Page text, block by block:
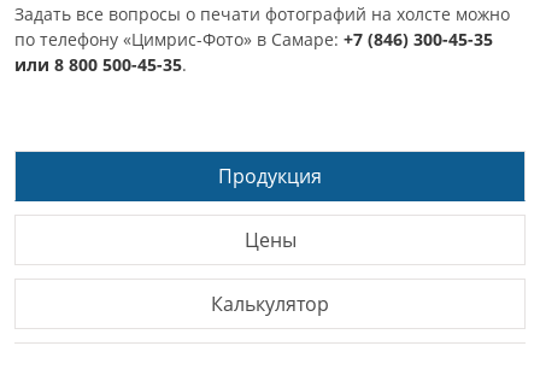
Задать все вопросы о печати фотографий на холсте можно
по телефону «Цимрис-Фото» в Самаре: +7 (846) 300-45-35
или 8 800 500-45-35.
Продукция
Цены
Калькулятор